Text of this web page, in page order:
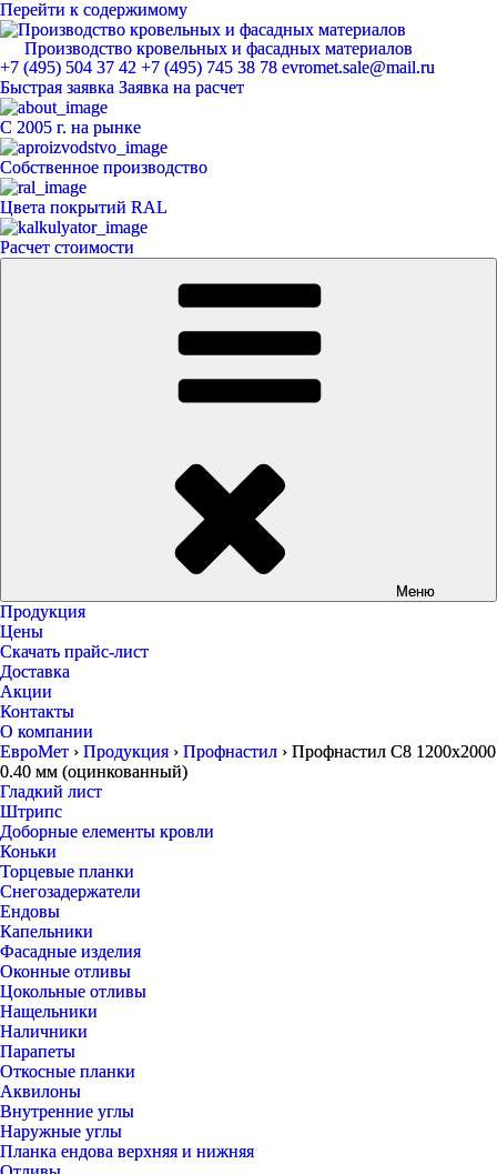
Перейти к содержимому
Производство кровельных и фасадных материалов
ЕвроМет
+7 (495) 504 37 42 +7 (495) 745 38 78 evromet.sale@mail.ru
Быстрая заявка Заявка на расчет
С 2005 г. на рынке
Собственное производство
Цвета покрытий RAL
Расчет стоимости
Меню
Продукция
Цены
Скачать прайс-лист
Доставка
Акции
Контакты
О компании
ЕвроМет › Продукция › Профнастил › Профнастил С8 1200х2000
0.40 мм (оцинкованный)
Гладкий лист
Штрипс
Доборные елементы кровли
Коньки
Торцевые планки
Снегозадержатели
Ендовы
Капельники
Фасадные изделия
Оконные отливы
Цокольные отливы
Нащельники
Наличники
Парапеты
Откосные планки
Аквилоны
Внутренние углы
Наружные углы
Планка ендова верхняя и нижняя